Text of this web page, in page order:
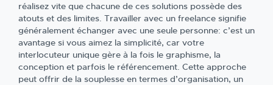
réalisez vite que chacune de ces solutions possède des
atouts et des limites. Travailler avec un freelance signifie
généralement échanger avec une seule personne: c’est un
avantage si vous aimez la simplicité, car votre
interlocuteur unique gère à la fois le graphisme, la
conception et parfois le référencement. Cette approche
peut offrir de la souplesse en termes d’organisation, un